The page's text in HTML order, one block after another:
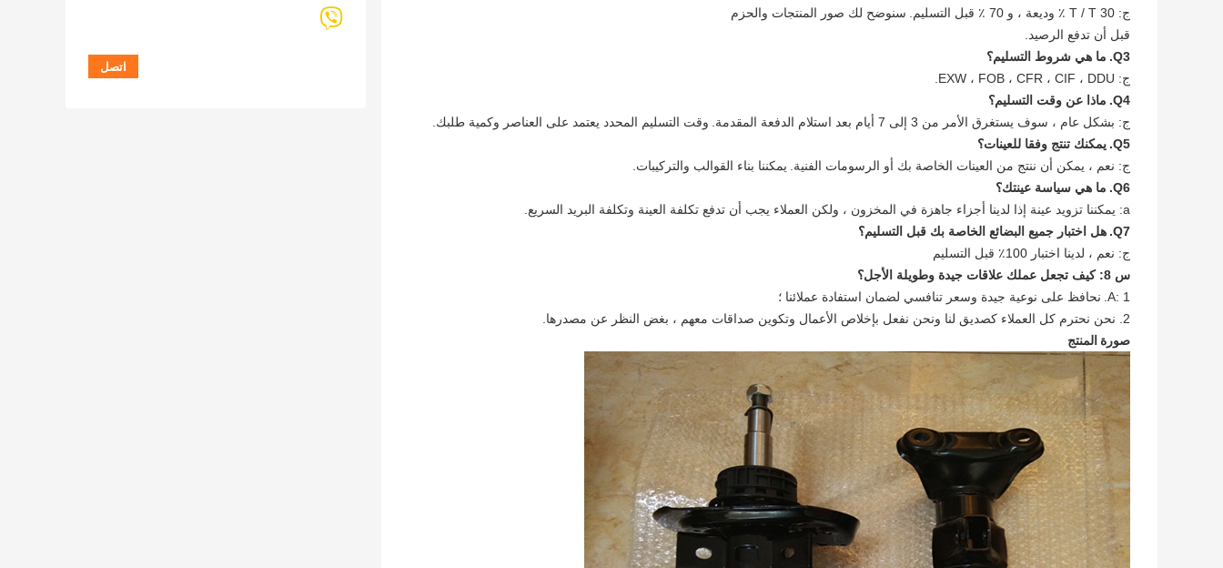
ج: T / T 30 ٪ وديعة ، و 70 ٪ قبل التسليم.
سنوضح لك صور المنتجات والحزم
قبل أن تدفع الرصيد.
Q3. ما هي شروط التسليم؟
ج: EXW ، FOB ، CFR ، CIF ، DDU.
Q4. ماذا عن وقت التسليم؟
ج: بشكل عام ، سوف يستغرق الأمر من 3 إلى 7 أيام بعد استلام الدفعة المقدمة.
وقت التسليم المحدد يعتمد على العناصر وكمية طلبك.
Q5. يمكنك تنتج وفقا للعينات؟
ج: نعم ، يمكن أن ننتج من العينات الخاصة بك أو الرسومات الفنية. يمكننا بناء القوالب والتركيبات.
Q6. ما هي سياسة عينتك؟
a: يمكننا تزويد عينة إذا لدينا أجزاء جاهزة في المخزون ، ولكن العملاء يجب أن تدفع تكلفة العينة وتكلفة البريد السريع.
Q7. هل اختبار جميع البضائع الخاصة بك قبل التسليم؟
ج: نعم ، لدينا اختبار 100٪ قبل التسليم
س 8: كيف تجعل عملك علاقات جيدة وطويلة الأجل؟
A: 1. نحافظ على نوعية جيدة وسعر تنافسي لضمان استفادة عملائنا ؛
2. نحن نحترم كل العملاء كصديق لنا ونحن نفعل بإخلاص الأعمال وتكوين صداقات معهم ، بغض النظر عن مصدرها.
صورة المنتج